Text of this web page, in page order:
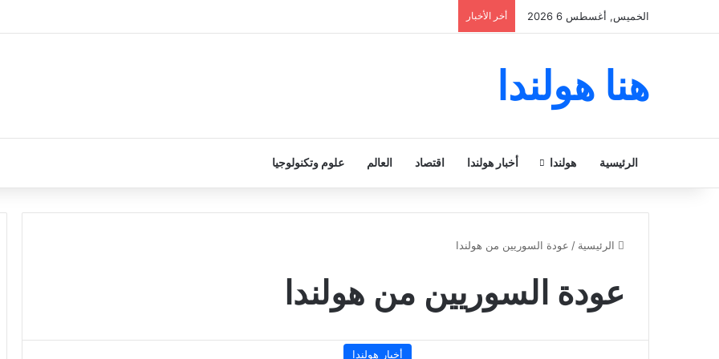
الخميس, أغسطس 6 2026 أخر الأخبار
هنا هولندا
الرئيسية هولندا أخبار هولندا اقتصاد العالم علوم وتكنولوجيا
الرئيسية / عودة السوريين من هولندا
عودة السوريين من هولندا
أخبار هولندا